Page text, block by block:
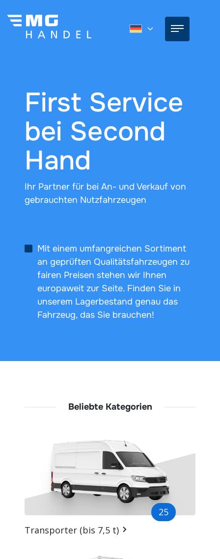
First Service
bei Second
Hand
Ihr Partner für bei An- und Verkauf von
gebrauchten Nutzfahrzeugen
Mit einem umfangreichen Sortiment
an geprüften Qualitätsfahrzeugen zu
fairen Preisen stehen wir Ihnen
europaweit zur Seite. Finden Sie in
unserem Lagerbestand genau das
Fahrzeug, das Sie brauchen!
Beliebte Kategorien
25
Transporter (bis 7,5 t)